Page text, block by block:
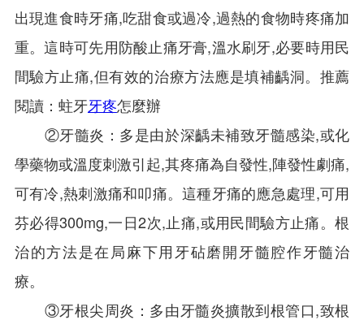
出現進食時牙痛,吃甜食或過冷,過熱的食物時疼痛加
重。這時可先用防酸止痛牙膏,溫水刷牙,必要時用民
間驗方止痛,但有效的治療方法應是填補齲洞。推薦
閱讀：蛀牙牙疼怎麼辦
②牙髓炎：多是由於深齲未補致牙髓感染,或化
學藥物或溫度刺激引起,其疼痛為自發性,陣發性劇痛,
可有冷,熱刺激痛和叩痛。這種牙痛的應急處理,可用
芬必得300mg,一日2次,止痛,或用民間驗方止痛。根
治的方法是在局麻下用牙砧磨開牙髓腔作牙髓治
療。
③牙根尖周炎：多由牙髓炎擴散到根管口,致根